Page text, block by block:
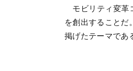
モビリティ変革
を創出すること
掲げたテーマであ